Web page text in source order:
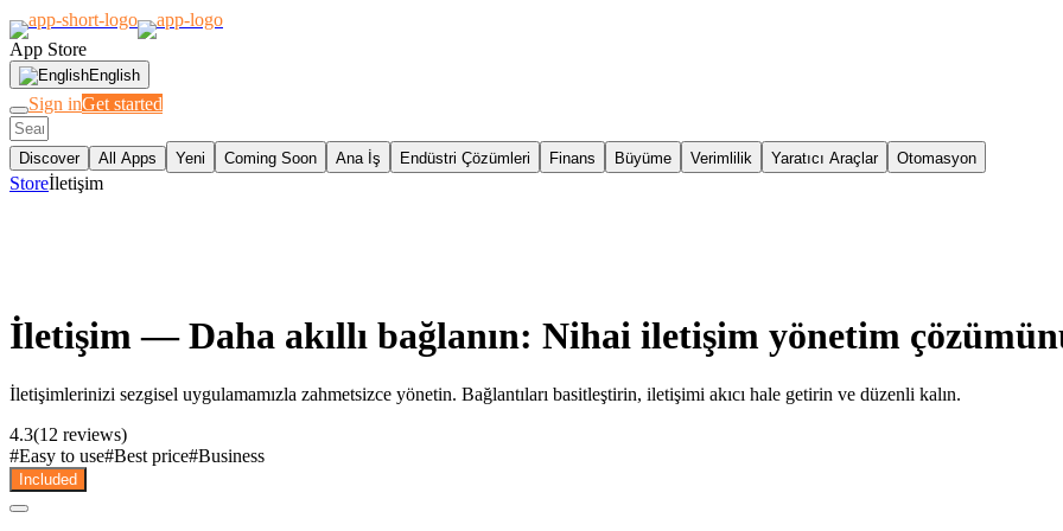
App Store
English
Sign inGet started
Discover All Apps Yeni Coming Soon Ana İş Endüstri Çözümleri Finans Büyüme Verimlilik Yaratıcı Araçlar Otomasyon
Storeİletişim
İletişim— Daha akıllı bağlanın: Nihai iletişim yönetim
İletişimlerinizi sezgisel uygulamamızla zahmetsizce yönetin. Bağlantıları basitleştirin, iletişimi akıcı hale getirin ve düzenli kalın.
4.3(12 reviews)
#Easy to use#Best price#Business
Included